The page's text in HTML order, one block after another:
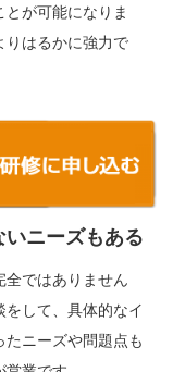
が可能になりま
りはるかに強力で
いニーズもある
全ではありません
をして、具体的なイ
ニーズや問題点も